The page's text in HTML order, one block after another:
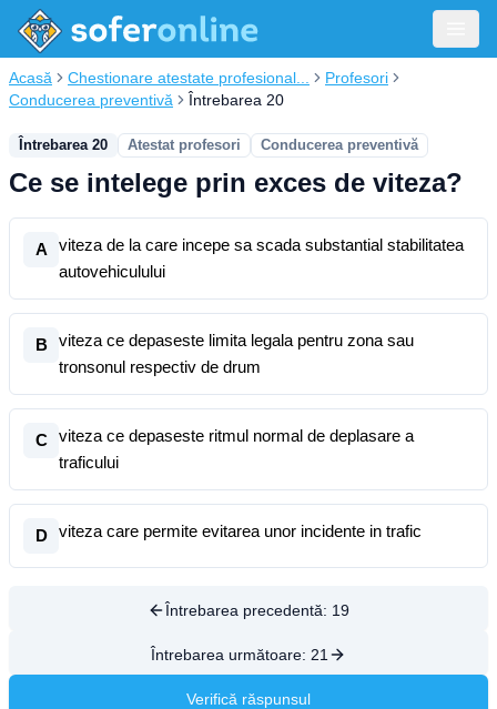
Acasă Chestionare atestate profesional...
Profesori
Conducerea preventivă
Întrebarea 20
Întrebarea 20 Atestat profesori Conducerea preventivă
Ce se intelege prin exces de viteza?
A
viteza de la care incepe sa scada substantial stabilitatea
autovehiculului
B
viteza ce depaseste limita legala pentru zona sau
tronsonul respectiv de drum
C
viteza ce depaseste ritmul normal de deplasare a
traficului
D viteza care permite evitarea unor incidente in trafic
Întrebarea precedentă: 19
Întrebarea următoare: 21
Verifică răspunsul